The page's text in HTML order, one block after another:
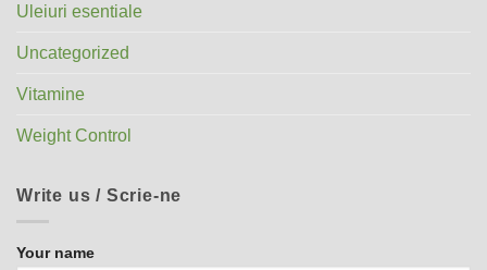
Uleiuri esentiale
Uncategorized
Vitamine
Weight Control
Write us / Scrie-ne
Your name